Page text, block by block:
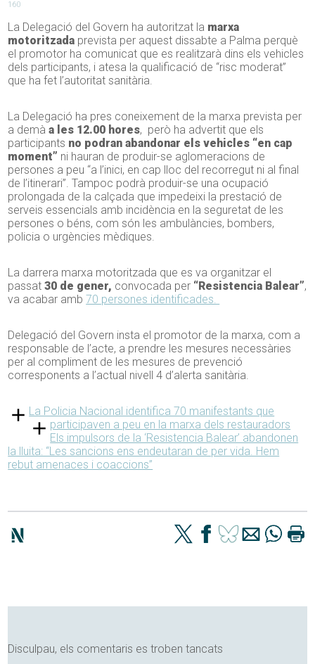
160
La Delegació del Govern ha autoritzat la marxa
motoritzada prevista per aquest dissabte a Palma perquè
el promotor ha comunicat que es realitzarà dins els vehicles
dels participants, i atesa la qualificació de “risc moderat”
que ha fet l’autoritat sanitària.
La Delegació ha pres coneixement de la marxa prevista per
a demà a les 12.00 hores, però ha advertit que els
participants no podran abandonar els vehicles “en cap
moment” ni hauran de produir-se aglomeracions de
persones a peu “a l’inici, en cap lloc del recorregut ni al final
de l’itinerari”. Tampoc podrà produir-se una ocupació
prolongada de la calçada que impedeixi la prestació de
serveis essencials amb incidència en la seguretat de les
persones o béns, com són les ambulàncies, bombers,
policia o urgències mèdiques.
La darrera marxa motoritzada que es va organitzar el
passat 30 de gener, convocada per “Resistencia Balear”,
va acabar amb70 persones identificades.
Delegació del Govern insta el promotor de la marxa, com a
responsable de l’acte, a prendre les mesures necessàries
per al compliment de les mesures de prevenció
corresponents a l’actual nivell 4 d’alerta sanitària.
La Policia Nacional identifica 70 manifestants que
participaven a peu en la marxa dels restauradors
Els impulsors de la ‘Resistencia Balear’ abandonen
la lluita: “Les sancions ens endeutaran de per vida. Hem
rebut amenaces i coaccions”
Disculpau, els comentaris es troben tancats